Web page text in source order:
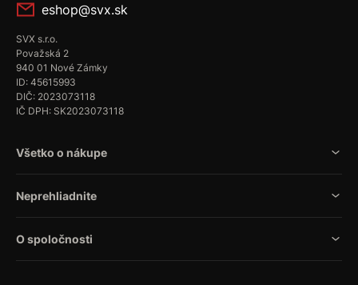
eshop@svx.sk
SVX s.r.o.
Považská 2
940 01 Nové Zámky
ID: 45615993
DIČ: 2023073118
IČ DPH: SK2023073118
Všetko o nákupe
Neprehliadnite
O spoločnosti